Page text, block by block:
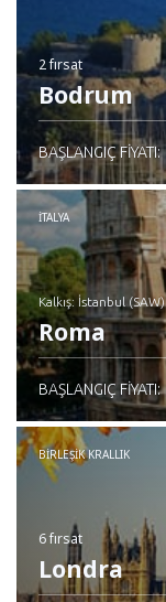
2 fırsat
Bodrum
BAŞLANGIÇ FIYATI:
İTALYA
Kalkış: İstanbul (SAW)
Roma
İncele
BAŞLANGIÇ FIYATI:
BIRLEŞIK KRALLIK
6 fırsat
Londra